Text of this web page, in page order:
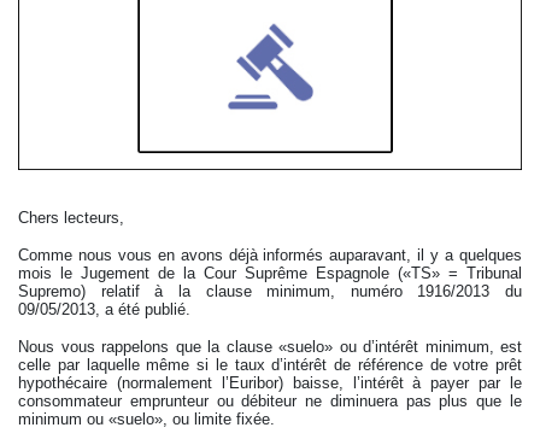
Chers lecteurs,
Comme nous vous en avons déjà informés auparavant, il y a quelques
mois le Jugement de la Cour Suprême Espagnole («TS» = Tribunal
Supremo) relatif à la clause minimum, numéro 1916/2013 du
09/05/2013, a été publié.
Nous vous rappelons que la clause «suelo» ou d’intérêt minimum, est
celle par laquelle même si le taux d’intérêt de référence de votre prêt
hypothécaire (normalement l’Euribor) baisse, l’intérêt à payer par le
consommateur emprunteur ou débiteur ne diminuera pas plus que le
minimum ou «suelo», ou limite fixée.